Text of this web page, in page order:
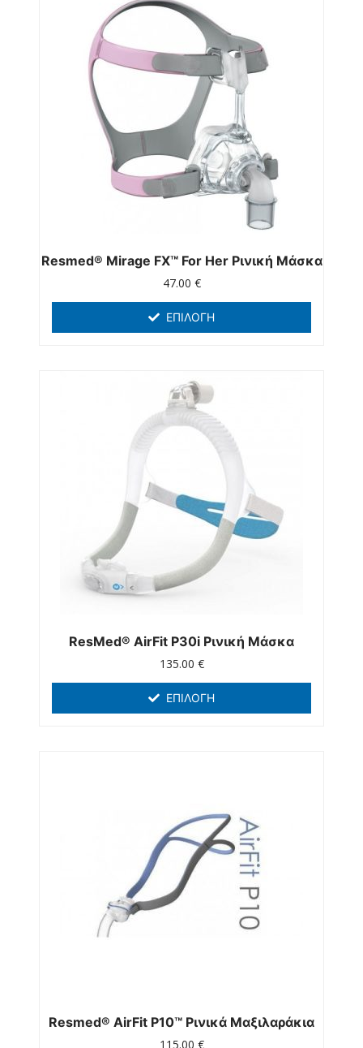
Resmed® Mirage FX™ For Her Ρινική Μάσκα
47.00 €
ΕΠΙΛΟΓΉ
ResMed® AirFit P30i Ρινική Μάσκα
135.00 €
ΕΠΙΛΟΓΉ
Resmed® AirFit P10™ Ρινικά Μαξιλαράκια
115.00 €